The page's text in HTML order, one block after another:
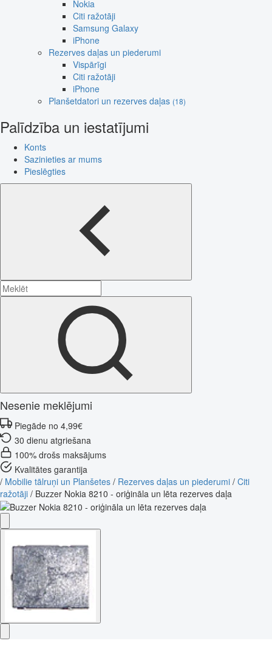
Nokia
Citi ražotāji
Samsung Galaxy
iPhone
Rezerves daļas un piederumi
Vispārīgi
Citi ražotāji
iPhone
Planšetdatori un rezerves daļas (18)
Palīdzība un iestatījumi
Konts
Sazinieties ar mums
Pieslēgties
Nesenie meklējumi
Piegāde no 4,99€
30 dienu atgriešana
100% drošs maksājums
Kvalitātes garantija
/ Mobilie tālruņi un Planšetes / Rezerves daļas un piederumi / Citi
ražotāji / Buzzer Nokia 8210 - oriģināla un lēta rezerves daļa